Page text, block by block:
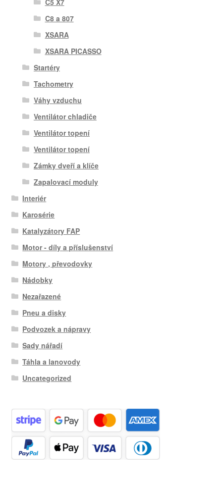
C8 a 807
XSARA
XSARA PICASSO
Startéry
Tachometry
Váhy vzduchu
Ventilátor chladiče
Ventilátor topení
Ventilátor topení
Zámky dveří a klíče
Zapalovací moduly
Interiér
Karosérie
Katalyzátory FAP
Motor - díly a příslušenství
Motory , převodovky
Nádobky
Nezařazené
Pneu a disky
Podvozek a nápravy
Sady nářadí
Táhla a lanovody
Uncategorized